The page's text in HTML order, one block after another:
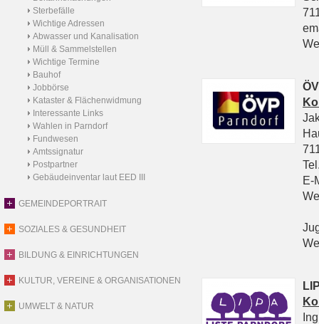
Sterbefälle
Wichtige Adressen
Abwasser und Kanalisation
Müll & Sammelstellen
Wichtige Termine
Bauhof
Jobbörse
Kataster & Flächenwidmung
Interessante Links
Wahlen in Parndorf
Fundwesen
Amtssignatur
Postpartner
Gebäudeinventar laut EED III
GEMEINDEPORTRAIT
SOZIALES & GESUNDHEIT
BILDUNG & EINRICHTUNGEN
KULTUR, VEREINE & ORGANISATIONEN
UMWELT & NATUR
E-